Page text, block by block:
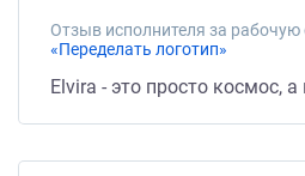
Отзыв исполнителя за рабочую
«Переделать логотип»
Elvira - это просто космос, а